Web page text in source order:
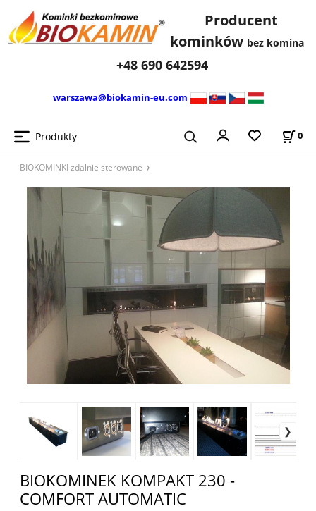
Producent
kominków bez komina
+48 690 642594
warszawa@biokamin-eu.com
Produkty 0
BIOKOMINKI zdalnie sterowane
BIOKOMINEK KOMPAKT 230 -
COMFORT AUTOMATIC